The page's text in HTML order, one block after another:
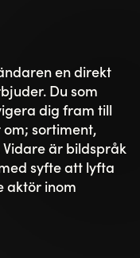
en direkt
Du som
dig fram till
sortiment,
är bildspråk
syfte att lyfta
aktör inom